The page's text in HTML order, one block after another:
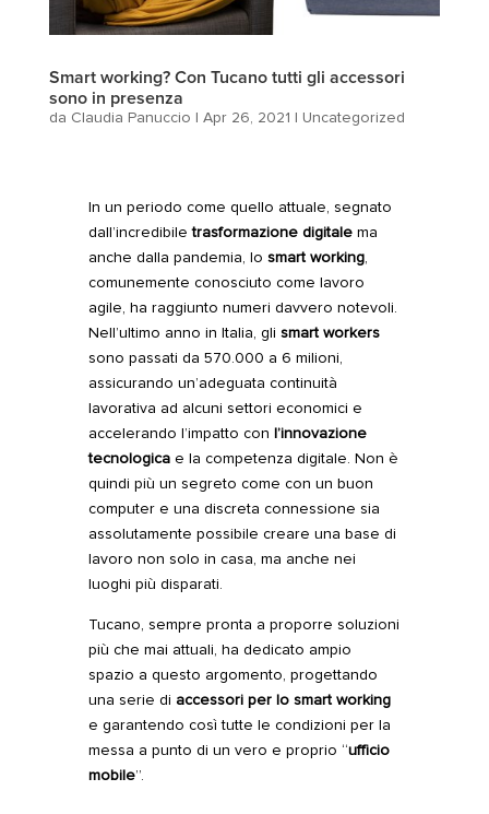
Smart working? Con Tucano tutti gli accessori
sono in presenza
da Claudia Panuccio Apr 26, 2021 Uncategorized
In un periodo come quello attuale, segnato
dall’incredibiletrasformazione digitalema
anche dalla pandemia, lo smart working,
comunemente conosciuto come lavoro
agile, ha raggiunto numeri davvero notevoli.
Nell’ultimo anno in Italia, gli smart workers
sono passati da 570.000 a 6 milioni,
assicurando un’adeguata continuità
lavorativa ad alcuni settori economici e
accelerando l’impatto con
l’innovazione
tecnologicae la competenza digitale. Non è
quindi più un segreto come con un buon
computer e una discreta connessione sia
assolutamente possibile creare una base di
lavoro non solo in casa, ma anche nei
luoghi più disparati.
Tucano, sempre pronta a proporre soluzioni
più che mai attuali, ha dedicato ampio
spazio a questo argomento, progettando
una serie di accessori per lo smart working
e garantendo così tutte le condizioni per la
messa a punto di un vero e proprio “ufficio
mobile”.